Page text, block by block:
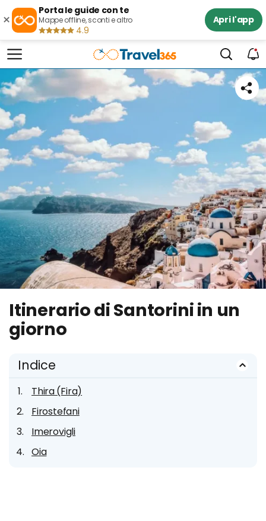
×
Porta le guide con te
Mappe offline, sconti e altro
4.9
Apri l'app
Itinerario di Santorini in un
giorno
Indice
Thira (Fira)
Firostefani
Imerovigli
Oia